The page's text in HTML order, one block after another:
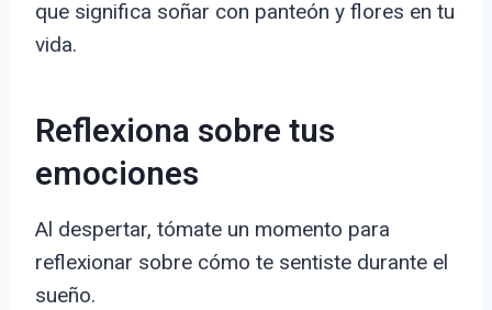
que significa soñar con panteón y flores en tu
vida.
Reflexiona sobre tus
emociones
Al despertar, tómate un momento para
reflexionar sobre cómo te sentiste durante el
sueño.